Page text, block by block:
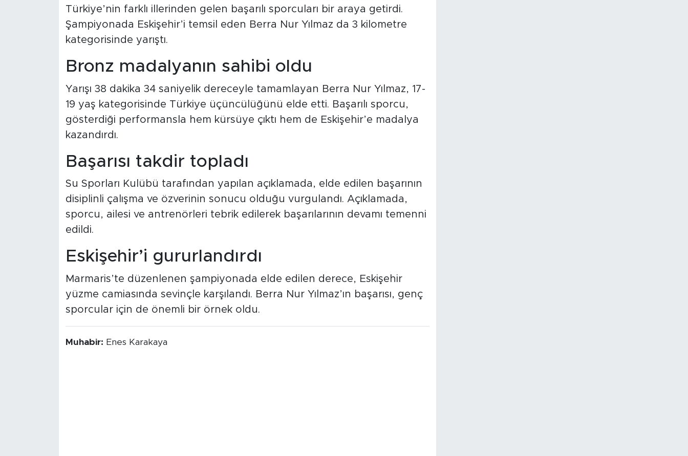
Türkiye’nin farklı illerinden gelen başarılı sporcuları bir araya getirdi.
Şampiyonada Eskişehir’i temsil eden Berra Nur Yılmaz da 3 kilometre
kategorisinde yarıştı.
Bronz madalyanın sahibi oldu
Yarışı 38 dakika 34 saniyelik dereceyle tamamlayan Berra Nur Yılmaz, 17-
19 yaş kategorisinde Türkiye üçüncülüğünü elde etti. Başarılı sporcu,
gösterdiği performansla hem kürsüye çıktı hem de Eskişehir’e madalya
kazandırdı.
Başarısı takdir topladı
Su Sporları Kulübü tarafından yapılan açıklamada, elde edilen başarının
disiplinli çalışma ve özverinin sonucu olduğu vurgulandı. Açıklamada,
sporcu, ailesi ve antrenörleri tebrik edilerek başarılarının devamı temenni
edildi.
Eskişehir’i gururlandırdı
Marmaris’te düzenlenen şampiyonada elde edilen derece, Eskişehir
yüzme camiasında sevinçle karşılandı. Berra Nur Yılmaz’ın başarısı, genç
sporcular için de önemli bir örnek oldu.
Muhabir: Enes Karakaya